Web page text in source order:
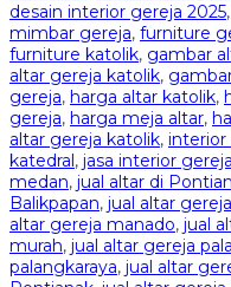
desain interior gereja 2025,
mimbar gereja, furniture
furniture katolik, gambar
altar gereja katolik,
gereja, harga altar katolik,
gereja, harga meja altar,
altar gereja katolik, interior
katedral, jasa interior gereja
medan, jual altar di
Balikpapan, jual altar
altar gereja manado, jual
murah, jual altar gereja
palangkaraya, jual altar